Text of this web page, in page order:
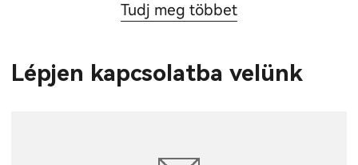
Tudj meg többet
Lépjen kapcsolatba velünk